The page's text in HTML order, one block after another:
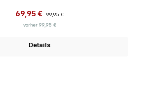
Verkaufspreis:
69,95 €
99,95 €
vorher 99,95 €
Details